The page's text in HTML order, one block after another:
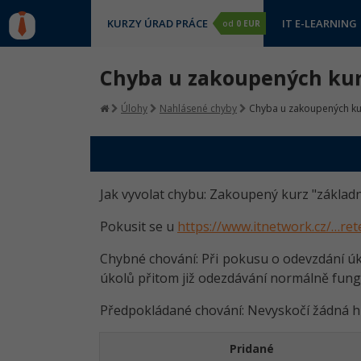
KURZY ÚRAD PRÁCE od 0 EUR IT E-LEARNING
Chyba u zakoupených
Úlohy Nahlásené chyby Chyba u zakoupených
Jak vyvolat chybu: Zakoupený kurz
Pokusit se u https://www.itnetwork.cz/
Chybné chování: Při pokusu o odevzdání
úkolů přitom již odezdávání normálně
Předpokládané chování: Nevyskočí
Pridané